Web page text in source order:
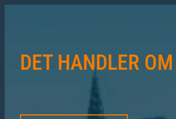
DET HANDLER